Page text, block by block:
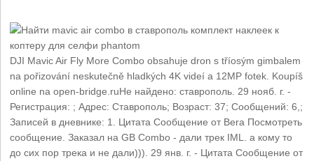
DJI Mavic Air Fly More Combo obsahuje dron s tříosým gimbalem
na pořizování neskutečně hladkých 4K videí a 12MP fotek. Koupíš
online na open-bridge.ruНе найдено: ставрополь. 29 нояб. г. -
Регистрация: ; Адрес: Ставрополь; Возраст: 37; Сообщений: 6,;
Записей в дневнике: 1. Цитата Сообщение от Bera Посмотреть
сообщение. Заказал на GB Combo - дали трек IML. а кому то
до сих пор трека и не дали))). 29 янв. г. - Цитата Сообщение от